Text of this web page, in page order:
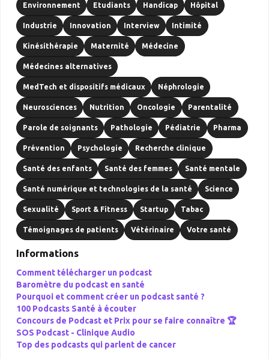
Environnement Etudiants Handicap Hôpital
Industrie Innovation Interview Intimité
Kinésithérapie Maternité Médecine
Médecines alternatives
MedTech et dispositifs médicaux Néphrologie
Neurosciences Nutrition Oncologie Parentalité
Parole de soignants Pathologie Pédiatrie Pharma
Prévention Psychologie Recherche clinique
Santé des enfants Santé des femmes Santé mentale
Santé numérique et technologies de la santé Science
Sexualité Sport & Fitness Startup Tabac
Témoignages de patients Vétérinaire Votre santé
Informations
Comment télécharger un podcast
Baromètre du podcast en santé
Pourquoi et comment créer un podcast santé ?
100 Podcasts Santé à écouter
Concours de Podcast et Prix pour se faire connaître 🏆
SOS Podcast - Clinique Audio
Top des podcasts qui parlent de cancer